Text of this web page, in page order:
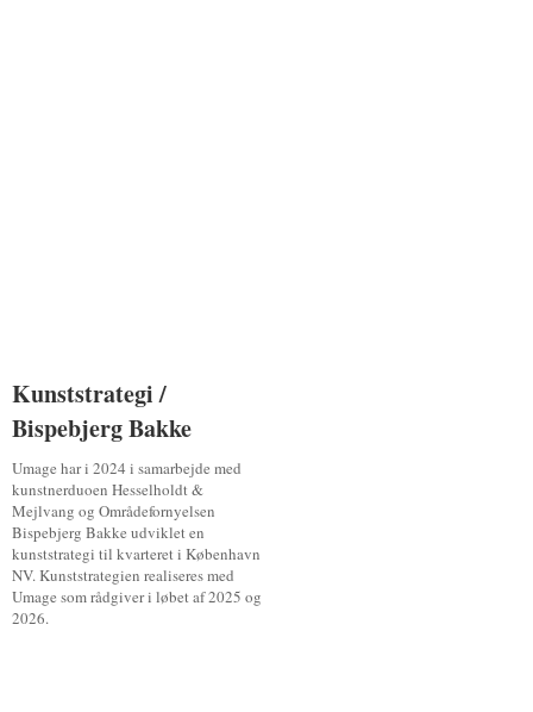
Kunststrategi /
Bispebjerg Bakke
Umage har i 2024 i samarbejde med
kunstnerduoen Hesselholdt &
Mejlvang og Områdefornyelsen
Bispebjerg Bakke udviklet en
kunststrategi til kvarteret i København
NV. Kunststrategien realiseres med
Umage som rådgiver i løbet af 2025 og
2026.
Kunststrategi /
Bispebjerg Bakke